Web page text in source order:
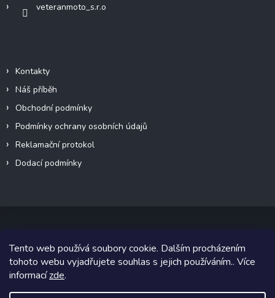
Tento web používá soubory cookie. Dalším procházením
tohoto webu vyjadřujete souhlas s jejich používáním.. Více
informacízde.
veteranmoto_s.r.o
Kontakty
Náš příběh
Obchodní podmínky
Podmínky ochrany osobních údajů
Reklamační protokol
Dodací podmínky
Copyright 2026VeteránMoto s.r.o.. Všechna práva vyhrazena.
Grafický návrh vytvořil a na Shoptet implementoval
Shoptetak.cz.